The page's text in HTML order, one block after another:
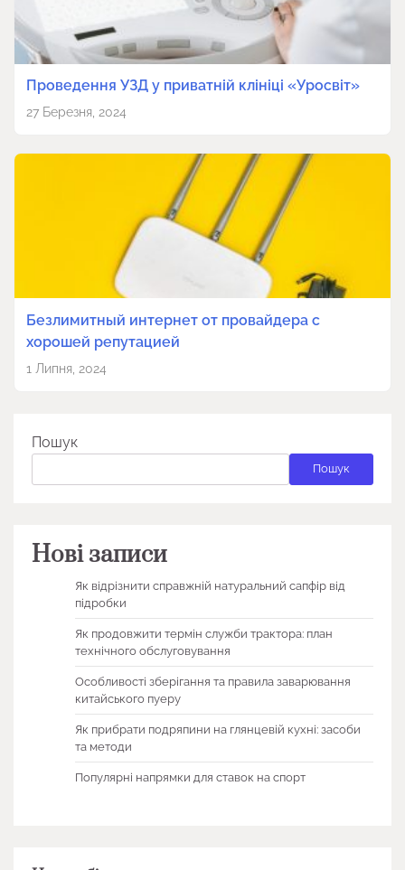
Проведення УЗД у приватній клініці «Уросвіт»
27 Березня, 2024
Безлимитный интернет от провайдера с
хорошей репутацией
1 Липня, 2024
Пошук
Пошук
Нові записи
Як відрізнити справжній натуральний сапфір від
підробки
Як продовжити термін служби трактора: план
технічного обслуговування
Особливості зберігання та правила заварювання
китайського пуеру
Як прибрати подряпини на глянцевій кухні: засоби
та методи
Популярні напрямки для ставок на спорт